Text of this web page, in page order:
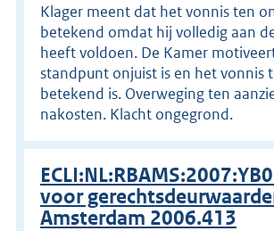
Klager meent dat het vonnis ten
betekend omdat hij volledig aan
heeft voldoen. De Kamer
standpunt onjuist is en het vonnis
betekend is. Overweging ten
nakosten. Klacht ongegrond.
voor
Amsterdam 2006.413